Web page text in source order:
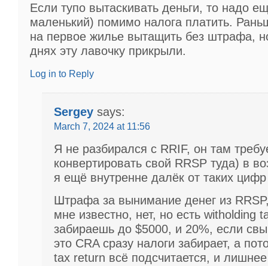
Если тупо вытаскивать деньги, то надо
маленький) помимо налога платить.
на первое жилье вытащить без штрафа,
днях эту лавочку прикрыли.
Log in to Reply
Sergey says:
March 7, 2024 at 11:56
Я не разбирался с RRIF, он там
конвертировать свой RRSP туда) в
я ещё внутренне далёк от таких
Штрафа за вынимание денег из
мне известно, нет, но есть witholding
забираешь до $5000, и 20%, если
это CRA сразу налоги забирает, а
tax return всё подсчитается, и лишнее